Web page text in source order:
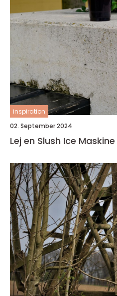
inspiration
02. September 2024
Lej en Slush Ice